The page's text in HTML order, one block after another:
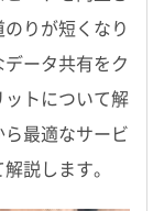
りが短くなり
ータ共有をク
トについて解
最適なサービ
説します。